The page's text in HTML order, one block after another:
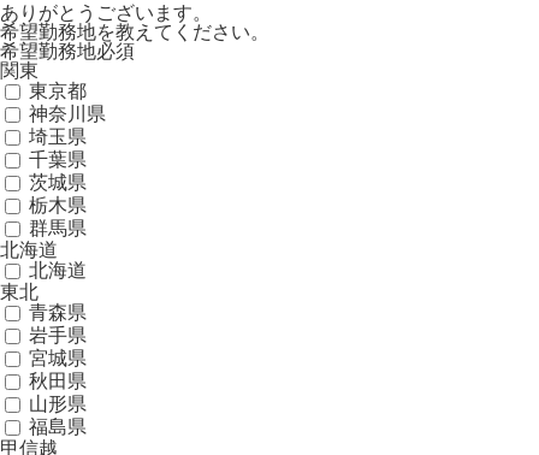
ありがとうございます。
希望勤務地を教えてください。
希望勤務地必須
関東
東京都
神奈川県
埼玉県
千葉県
茨城県
栃木県
群馬県
北海道
北海道
東北
青森県
岩手県
宮城県
秋田県
山形県
福島県
甲信越